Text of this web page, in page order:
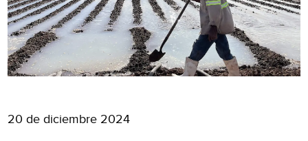
20 de diciembre 2024